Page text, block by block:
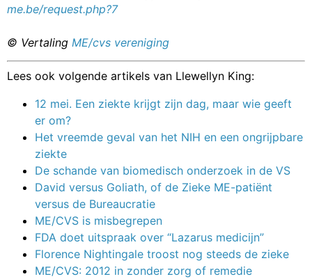
me.be/request.php?7
© Vertaling ME/cvs vereniging
Lees ook volgende artikels van Llewellyn King:
12 mei. Een ziekte krijgt zijn dag, maar wie geeft
er om?
Het vreemde geval van het NIH en een ongrijpbare
ziekte
De schande van biomedisch onderzoek in de VS
David versus Goliath, of de Zieke ME-patiënt
versus de Bureaucratie
ME/CVS is misbegrepen
FDA doet uitspraak over “Lazarus medicijn”
Florence Nightingale troost nog steeds de zieke
ME/CVS: 2012 in zonder zorg of remedie